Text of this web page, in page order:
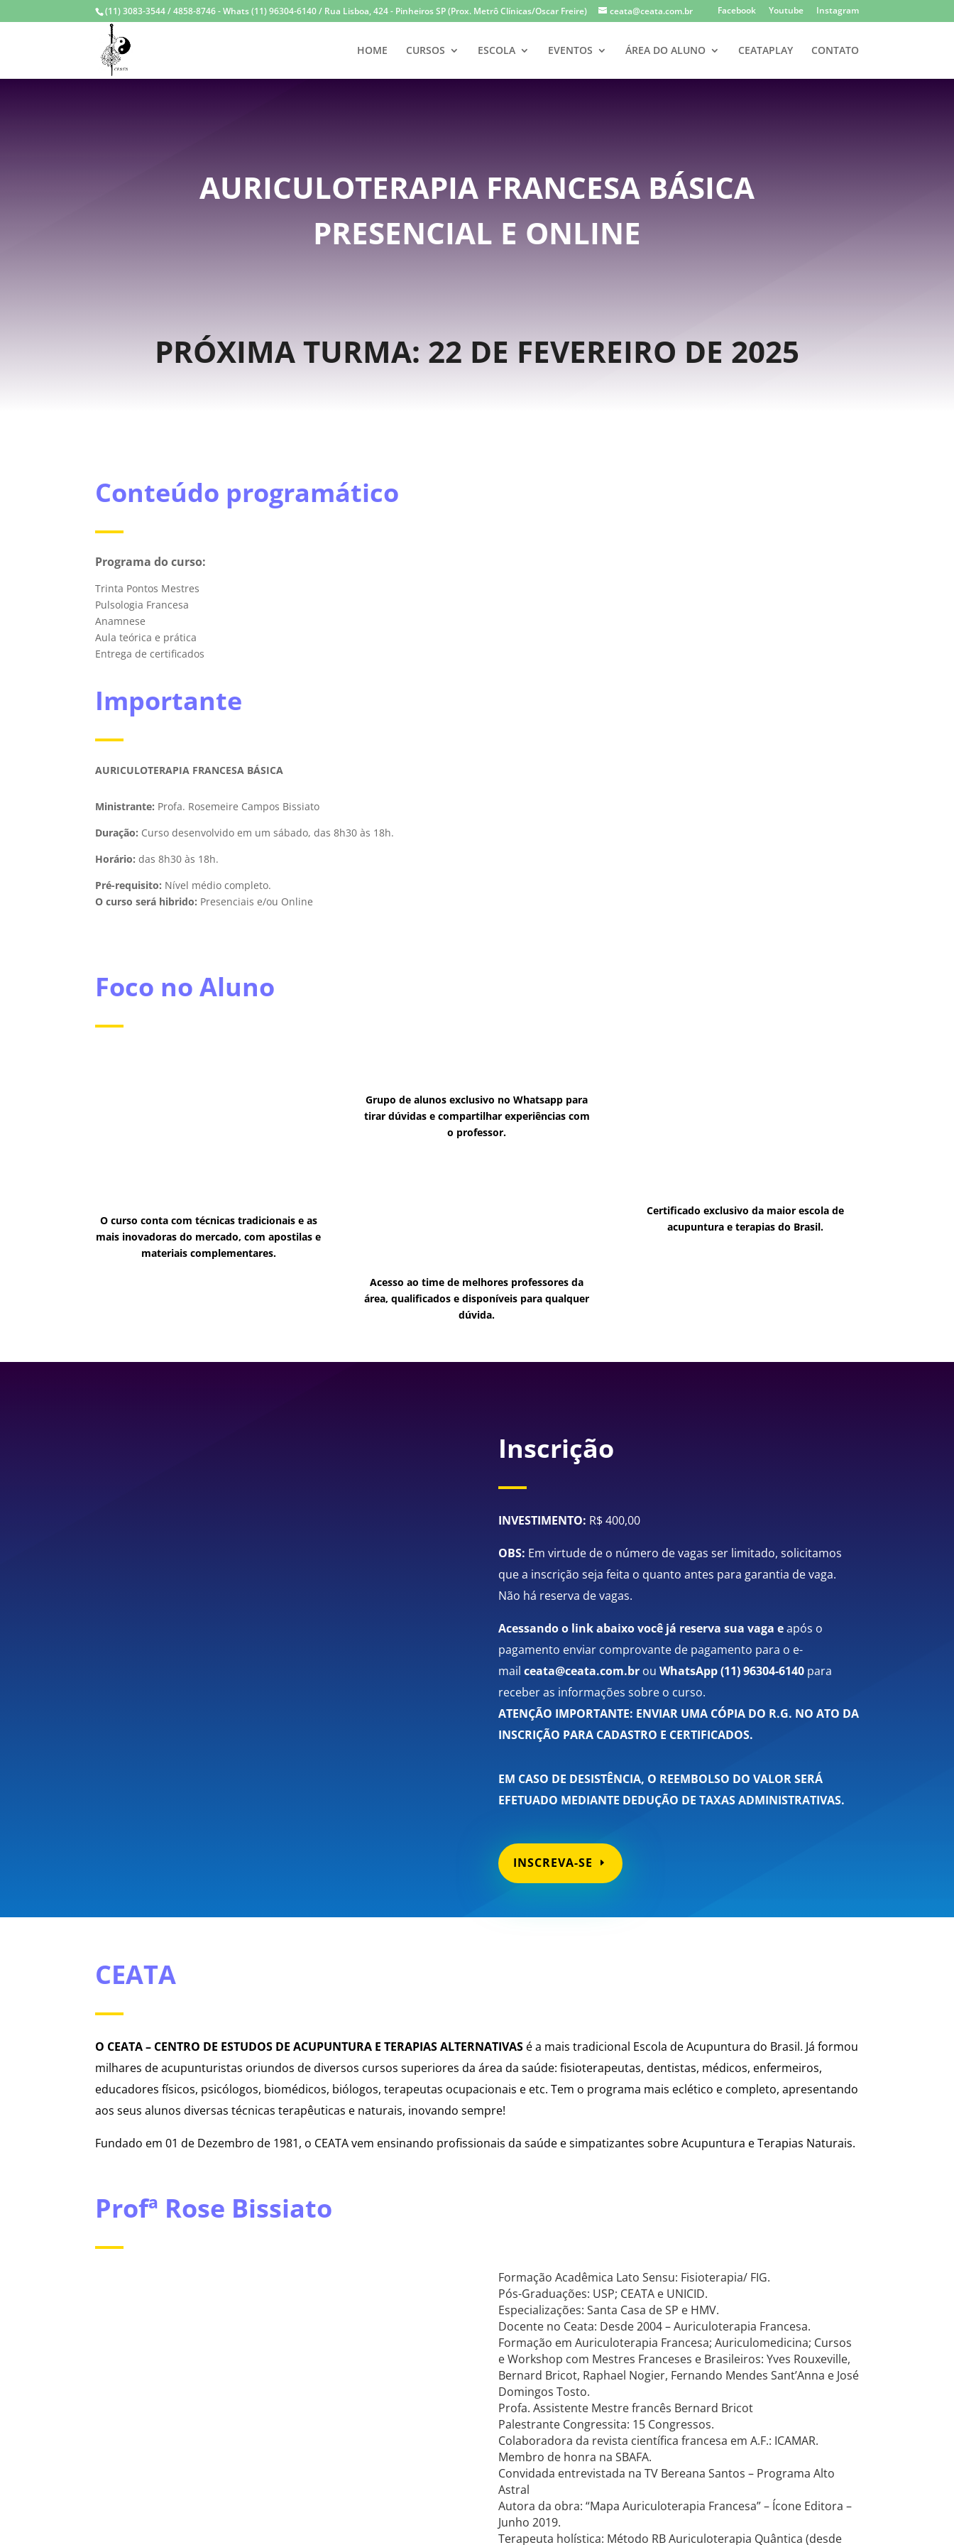
(11) 3083-3544 / 4858-8746 - Whats (11) 96304-6140 / Rua Lisboa, 424 - Pinheiros SP (Prox. Metrô Clínicas/Oscar Freire) ceata@ceata.com.br Facebook Youtube Instagram
HOME CURSOS ESCOLA EVENTOS ÁREA DO ALUNO CEATAPLAY CONTATO
AURICULOTERAPIA FRANCESA BÁSICA
PRESENCIAL E ONLINE
PRÓXIMA TURMA: 22 DE FEVEREIRO DE 2025
Conteúdo programático
Programa do curso:
Trinta Pontos Mestres
Pulsologia Francesa
Anamnese
Aula teórica e prática
Entrega de certificados
Importante
AURICULOTERAPIA FRANCESA BÁSICA
Ministrante: Profa. Rosemeire Campos Bissiato
Duração: Curso desenvolvido em um sábado, das 8h30 às 18h.
Horário:das 8h30 às 18h.
Pré-requisito: Nível médio completo.
O curso será hibrido: Presenciais e/ou Online
Foco no Aluno
Grupo de alunos exclusivo no Whatsapp para
tirar dúvidas e compartilhar experiências com
o professor.
O curso conta com técnicas tradicionais e as
mais inovadoras do mercado, com apostilas e
materiais complementares.
Acesso ao time de melhores professores da
área, qualificados e disponíveis para qualquer
dúvida.
Certificado exclusivo da maior escola de
acupuntura e terapias do Brasil.
Inscrição
INVESTIMENTO: R$ 400,00
OBS: Em virtude de o número de vagas ser limitado, solicitamos
que a inscrição seja feita o quanto antes para garantia de vaga.
Não há reserva de vagas.
Acessando o link abaixo você já reserva sua vaga eapós o
pagamento enviar comprovante de pagamento para o e-
mail ceata@ceata.com.br ou WhatsApp (11) 96304-6140 para
receber as informações sobre o curso.
ATENÇÃO IMPORTANTE: ENVIAR UMA CÓPIA DO R.G. NO ATO DA
INSCRIÇÃO PARA CADASTRO E CERTIFICADOS.
EM CASO DE DESISTÊNCIA, O REEMBOLSO DO VALOR SERÁ
EFETUADO MEDIANTE DEDUÇÃO DE TAXAS ADMINISTRATIVAS.
INSCREVA-SE
CEATA
O CEATA – CENTRO DE ESTUDOS DE ACUPUNTURA E TERAPIAS ALTERNATIVAS é a mais tradicional Escola de Acupuntura do Brasil. Já formou
milhares de acupunturistas oriundos de diversos cursos superiores da área da saúde: fisioterapeutas, dentistas, médicos, enfermeiros,
educadores físicos, psicólogos, biomédicos, biólogos, terapeutas ocupacionais e etc. Tem o programa mais eclético e completo, apresentando
aos seus alunos diversas técnicas terapêuticas e naturais, inovando sempre!
Fundado em 01 de Dezembro de 1981, o CEATA vem ensinando profissionais da saúde e simpatizantes sobre Acupuntura e Terapias Naturais.
Profª Rose Bissiato
Formação Acadêmica Lato Sensu: Fisioterapia/ FIG.
Pós-Graduações: USP; CEATA e UNICID.
Especializações: Santa Casa de SP e HMV.
Docente no Ceata: Desde 2004 – Auriculoterapia Francesa.
Formação em Auriculoterapia Francesa; Auriculomedicina; Cursos
e Workshop com Mestres Franceses e Brasileiros: Yves Rouxeville,
Bernard Bricot, Raphael Nogier, Fernando Mendes Sant’Anna e José
Domingos Tosto.
Profa. Assistente Mestre francês Bernard Bricot
Palestrante Congressita: 15 Congressos.
Colaboradora da revista científica francesa em A.F.: ICAMAR.
Membro de honra na SBAFA.
Convidada entrevistada na TV Bereana Santos – Programa Alto
Astral
Autora da obra: “Mapa Auriculoterapia Francesa” – Ícone Editora –
Junho 2019.
Terapeuta holística: Método RB Auriculoterapia Quântica (desde